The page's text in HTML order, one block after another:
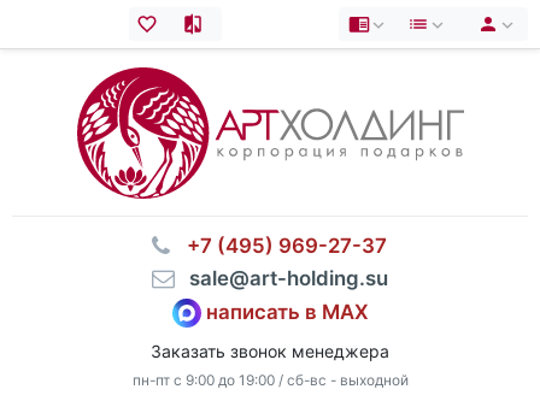
⠀+7 (495) 969-27-37
⠀sale@art-holding.su
написать в MAX
Заказать звонок менеджера
пн-пт с 9:00 до 19:00 / сб-вс - выходной